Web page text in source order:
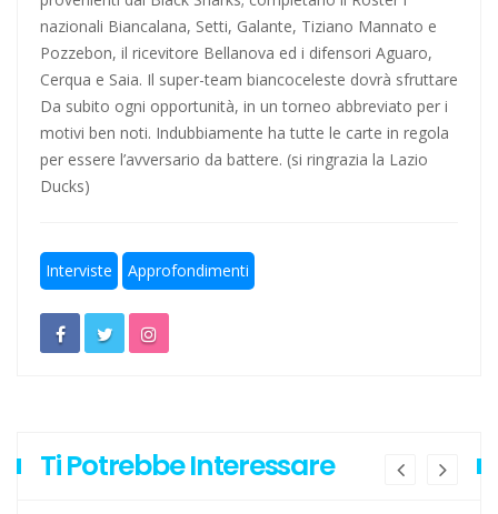
nazionali Biancalana, Setti, Galante, Tiziano Mannato e
Pozzebon, il ricevitore Bellanova ed i difensori Aguaro,
Cerqua e Saia. Il super-team biancoceleste dovrà sfruttare
Da subito ogni opportunità, in un torneo abbreviato per i
motivi ben noti. Indubbiamente ha tutte le carte in regola
per essere l’avversario da battere. (si ringrazia la Lazio
Ducks)
Interviste Approfondimenti
Ti Potrebbe Interessare